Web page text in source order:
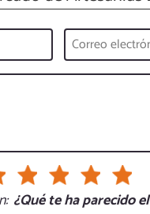
¿Qué te ha parecido